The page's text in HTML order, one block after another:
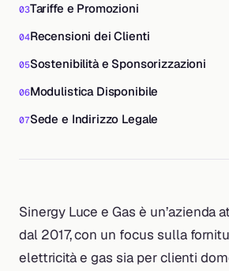
Tariffe e Promozioni
Recensioni dei Clienti
Sostenibilità e Sponsorizzazioni
Modulistica Disponibile
Sede e Indirizzo Legale
Sinergy Luce e Gas è un’azienda
dal 2017, con un focus sulla
elettricità e gas sia per clienti